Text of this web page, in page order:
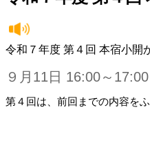
令和７年度 第４回 本宿小開
９月11日 16:00～17:00
第４回は、前回までの内容を